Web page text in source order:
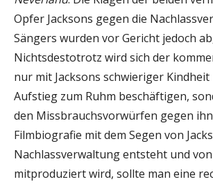
Opfer Jacksons gegen die
Sängers wurden vor Gericht jedoch
Nichtsdestotrotz wird sich der
nur mit Jacksons schwieriger Kindheit
Aufstieg zum Ruhm beschäftigen,
den Missbrauchsvorwürfen gegen
Filmbiografie mit dem Segen von
Nachlassverwaltung entsteht und
mitproduziert wird, sollte man eine